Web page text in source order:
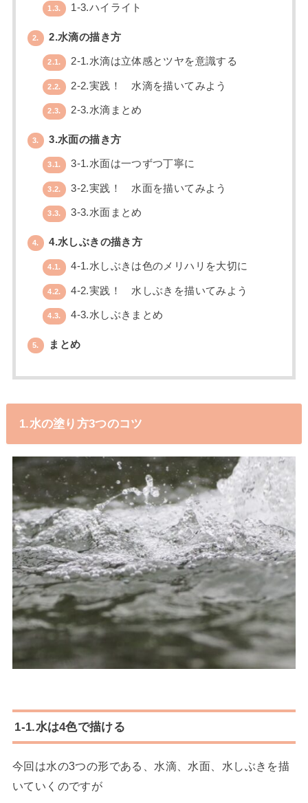
1.3. 1-3.ハイライト
2. 2.水滴の描き方
2.1. 2-1.水滴は立体感とツヤを意識する
2.2. 2-2.実践！ 水滴を描いてみよう
2.3. 2-3.水滴まとめ
3. 3.水面の描き方
3.1. 3-1.水面は一つずつ丁寧に
3.2. 3-2.実践！ 水面を描いてみよう
3.3. 3-3.水面まとめ
4. 4.水しぶきの描き方
4.1. 4-1.水しぶきは色のメリハリを大切に
4.2. 4-2.実践！ 水しぶきを描いてみよう
4.3. 4-3.水しぶきまとめ
5. まとめ
1.水の塗り方3つのコツ
1-1.水は4色で描ける
今回は水の3つの形である、水滴、水面、水しぶきを描
いていくのですが